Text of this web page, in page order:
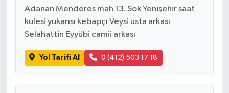
Adanan Menderes mah 13. Sok Yenişehir saat
kulesi yukarısı kebapçı Veysi usta arkası
Selahattin Eyyübi camii arkası
Yol Tarifi Al 0 (412) 503 17 18